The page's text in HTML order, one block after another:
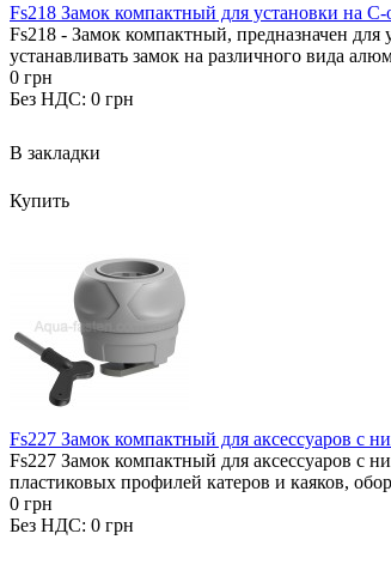
Fs218 Замок компактный для установки на
Fs218 - Замок компактный, предназначен для
устанавливать замок на различного вида
0 грн
Без НДС: 0 грн
В закладки
Купить
Fs227 Замок компактный для аксессуаров с
Fs227 Замок компактный для аксессуаров с
пластиковых профилей катеров и каяков,
0 грн
Без НДС: 0 грн